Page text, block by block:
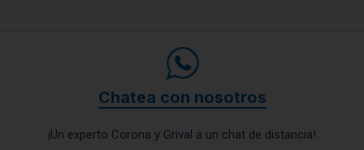
Chatea con nosotros
¡Un experto Corona y Grival a un chat de distancia!